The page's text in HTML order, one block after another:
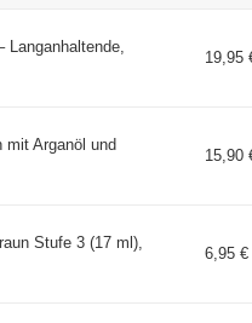
19,95
mit Arganöl und
15,90
Stufe 3 (17 ml),
6,95 €